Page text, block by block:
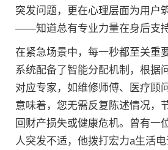
突发问题，更在心理层面为用户
——知道总有专业力量在身后支持
在紧急场景中，每一秒都至关重
系统配备了智能分配机制，根据
对应专家，如维修师傅、医疗顾
意味着，您无需反复陈述情况，
回财产损失或健康危机。曾有一
人突发不适，他拨打宏力a生活